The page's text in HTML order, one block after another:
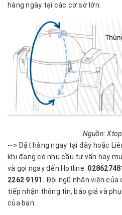
hàng ngày tại các cơ sở lớn.
Nguồn:
--> Đặt hàng ngay tại đây hoặc
khi đang có nhu cầu tư vấn hay
và gọi ngay đến Hotline:
2262 9191. Đội ngũ nhân viên của
tiếp nhận thông tin, báo giá và
của bạn.